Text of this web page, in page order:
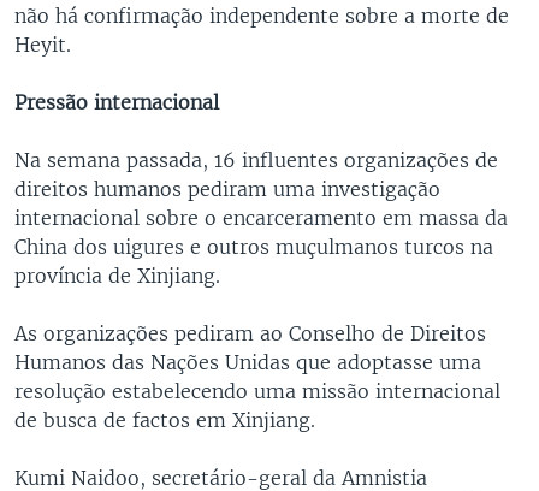
não há confirmação independente sobre a morte de
Heyit.
Pressão internacional
Na semana passada, 16 influentes organizações de
direitos humanos pediram uma investigação
internacional sobre o encarceramento em massa da
China dos uigures e outros muçulmanos turcos na
província de Xinjiang.
As organizações pediram ao Conselho de Direitos
Humanos das Nações Unidas que adoptasse uma
resolução estabelecendo uma missão internacional
de busca de factos em Xinjiang.
Kumi Naidoo, secretário-geral da Amnistia